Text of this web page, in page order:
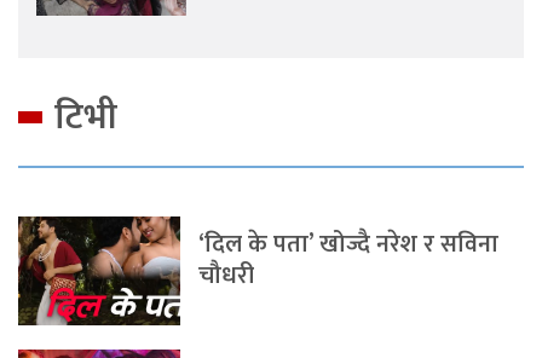
टिभी
‘दिल के पता’ खोज्दै नरेश र सविना
चौधरी